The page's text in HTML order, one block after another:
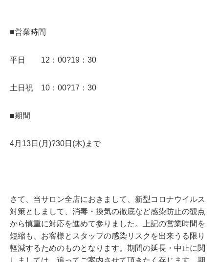
■営業時間
平日 12：00?19：30
土日祝 10：00?17：30
■期間
4月13日(月)?30日(木)まで
さて、当サロン全店におきまして、新型コロナウイルス
対策としまして、消毒・換気の徹底など感染防止の観点
から慎重に対応を進めて参りました。上記の営業時間を
短縮も、お客様とスタッフの感染リスクを出来うる限り
軽減するためのものとなります。期間の延長・中止に関
しましては、追ってご案内させて頂きたく存じます。期